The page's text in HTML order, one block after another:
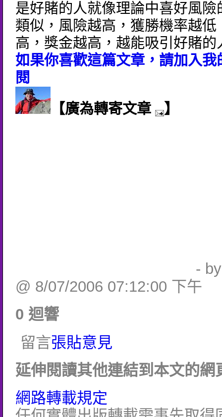
是好賭的人就像理論中喜好風險
類似，風險越高，獲勝機率越低
高，獎金越高，越能吸引好賭的
如果你喜歡這篇文章，請加入我
閱
【廣為轉寄文章
】
-
@ 8/07/2006 07:12:00 下午
0 迴響
留言張貼意見
延伸閱讀其他連結到本文的網
網路轉載規定